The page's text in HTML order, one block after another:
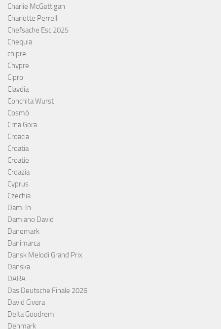
Charlie McGettigan
Charlotte Perrelli
Chefsache Esc 2025
Chequia
chipre
Chypre
Cipro
Clavdia
Conchita Wurst
Cosmó
Crna Gora
Croacia
Croatia
Croatie
Croazia
Cyprus
Czechia
Dami In
Damiano David
Danemark
Danimarca
Dansk Melodi Grand Prix
Danska
DARA
Das Deutsche Finale 2026
David Civera
Delta Goodrem
Denmark